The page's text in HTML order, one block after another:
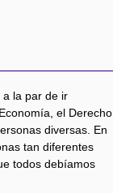
a la par de ir
el Derecho
diversas. En
tan diferentes
todos debíamos